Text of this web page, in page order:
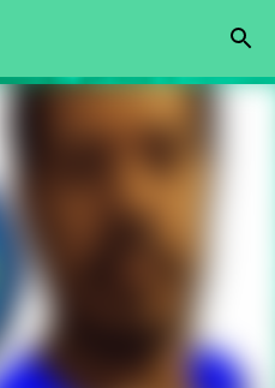
principal